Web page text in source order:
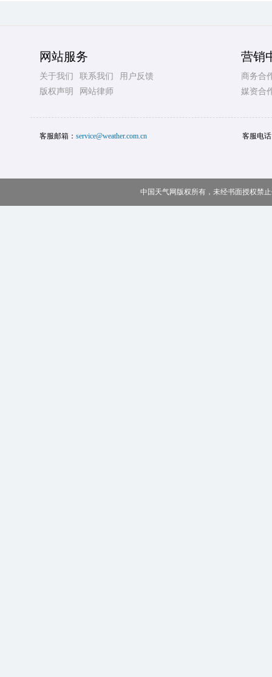
网站服务
关于我们 联系我们
用户反馈
版权声明
网站律师
营销
商务合
媒资合
客服邮箱： service@weather.com.cn 客服电
中国天气网版权所有，未经书面授权